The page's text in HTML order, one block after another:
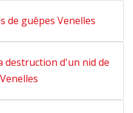
de guêpes Venelles
destruction d'un nid de